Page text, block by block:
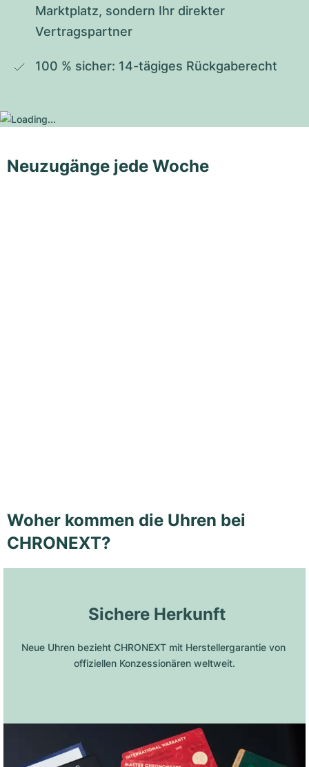
Marktplatz, sondern Ihr direkter
Vertragspartner
100 % sicher: 14-tägiges Rückgaberecht
Neuzugänge jede Woche
Woher kommen die Uhren bei
CHRONEXT?
Sichere Herkunft
Neue Uhren bezieht CHRONEXT mit Herstellergarantie von
offiziellen Konzessionären weltweit.